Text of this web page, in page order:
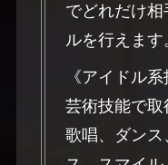
でどれだけ
ルを行えます
《アイドル系
芸術技能で取
歌唱、ダン